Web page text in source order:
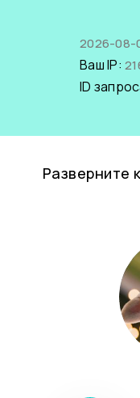
2026-08-
Ваш IP:
ID
Разверните